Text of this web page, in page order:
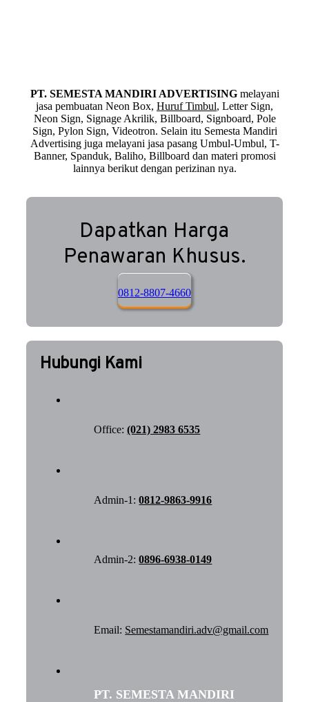
PT. SEMESTA MANDIRI ADVERTISINGmelayani
jasa pembuatan Neon Box, Huruf Timbul, Letter Sign,
Neon Sign, Signage Akrilik, Billboard, Signboard, Pole
Sign, Pylon Sign, Videotron. Selain itu Semesta Mandiri
Advertising juga melayani jasa pasang Umbul-Umbul, T-
Banner, Spanduk, Baliho, Billboard dan materi promosi
lainnya berikut dengan perizinan nya.
Dapatkan Harga
Penawaran Khusus.
0812-8807-4660
Hubungi Kami
Office:(021) 2983 6535
Admin-1:0812-9863-9916
Admin-2:0896-6938-0149
Email: Semestamandiri.adv@gmail.com
PT. SEMESTA MANDIRI